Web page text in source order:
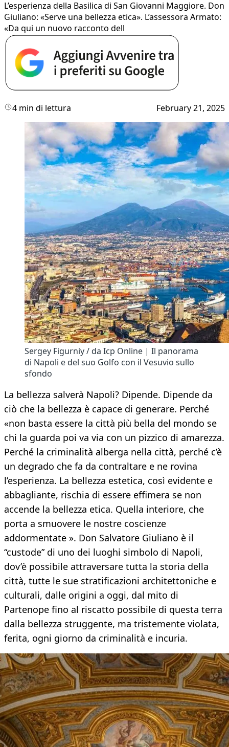
L’esperienza della Basilica di San Giovanni Maggiore. Don
Giuliano: «Serve una bellezza etica». L’assessora Armato:
«Da qui un nuovo racconto dell
4 min di lettura February 21, 2025
Sergey Figurniy / da Icp Online | Il panorama
di Napoli e del suo Golfo con il Vesuvio sullo
sfondo
La bellezza salverà Napoli? Dipende. Dipende da
ciò che la bellezza è capace di generare. Perché
«non basta essere la città più bella del mondo se
chi la guarda poi va via con un pizzico di amarezza.
Perché la criminalità alberga nella città, perché c’è
un degrado che fa da contraltare e ne rovina
l’esperienza. La bellezza estetica, così evidente e
abbagliante, rischia di essere effimera se non
accende la bellezza etica. Quella interiore, che
porta a smuovere le nostre coscienze
addormentate ». Don Salvatore Giuliano è il
“custode” di uno dei luoghi simbolo di Napoli,
dov’è possibile attraversare tutta la storia della
città, tutte le sue stratificazioni architettoniche e
culturali, dalle origini a oggi, dal mito di
Partenope fino al riscatto possibile di questa terra
dalla bellezza struggente, ma tristemente violata,
ferita, ogni giorno da criminalità e incuria.